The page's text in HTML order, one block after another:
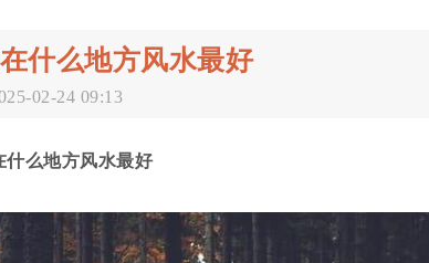
什么地方风水最好
02-24 09:13
什么地方风水最好